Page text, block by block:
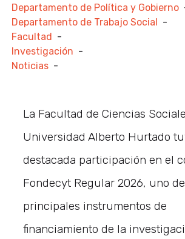
Departamento de Política y Gobierno
Departamento de Trabajo Social
-
Facultad
-
Investigación -
Noticias -
La Facultad de Ciencias
Universidad Alberto Hurtado
destacada participación en el
Fondecyt Regular 2026, uno
principales instrumentos de
financiamiento de la